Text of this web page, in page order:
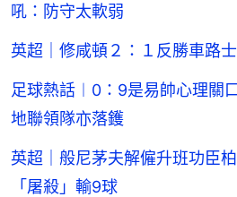
吼：防守太軟弱
英超｜修咸頓２：１反勝車路
足球熱話︱0：9是易帥心理
地聯領隊亦落鑊
英超｜般尼茅夫解僱升班功臣
「屠殺」輸9球